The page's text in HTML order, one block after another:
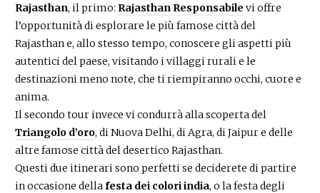
Rajasthan, il primo: Rajasthan Responsabile vi offre
l’opportunità di esplorare le più famose città del
Rajasthan e, allo stesso tempo, conoscere gli aspetti più
autentici del paese, visitando i villaggi rurali e le
destinazioni meno note, che ti riempiranno occhi, cuore e
anima.
Il secondo tour invece vi condurrà alla scoperta del
Triangolo d’oro, di Nuova Delhi, di Agra, di Jaipur e delle
altre famose città del desertico Rajasthan.
Questi due itinerari sono perfetti se deciderete di partire
in occasione dellafesta dei colori india, o la festa degli